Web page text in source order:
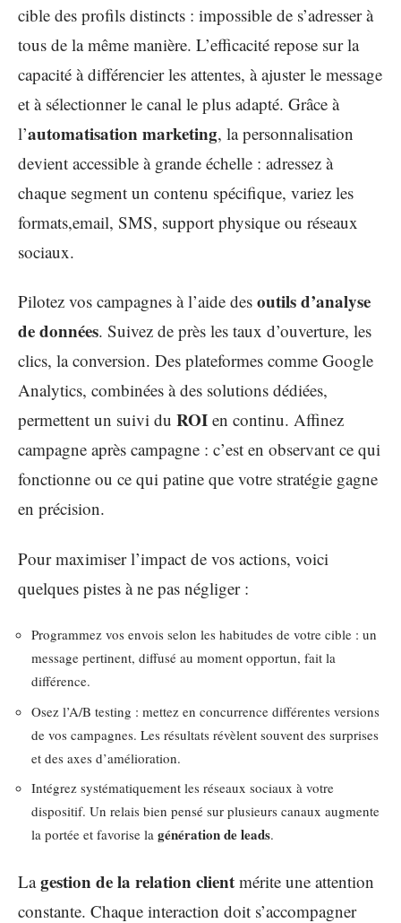
cible des profils distincts : impossible de s’adresser à
tous de la même manière. L’efficacité repose sur la
capacité à différencier les attentes, à ajuster le message
et à sélectionner le canal le plus adapté. Grâce à
l’automatisation marketing, la personnalisation
devient accessible à grande échelle : adressez à
chaque segment un contenu spécifique, variez les
formats,email, SMS, support physique ou réseaux
sociaux.
Pilotez vos campagnes à l’aide des outils d’analyse
de données. Suivez de près les taux d’ouverture, les
clics, la conversion. Des plateformes comme Google
Analytics, combinées à des solutions dédiées,
permettent un suivi du ROI en continu. Affinez
campagne après campagne : c’est en observant ce qui
fonctionne ou ce qui patine que votre stratégie gagne
en précision.
Pour maximiser l’impact de vos actions, voici
quelques pistes à ne pas négliger :
Programmez vos envois selon les habitudes de votre cible : un
message pertinent, diffusé au moment opportun, fait la
différence.
Osez l’A/B testing : mettez en concurrence différentes versions
de vos campagnes. Les résultats révèlent souvent des surprises
et des axes d’amélioration.
Intégrez systématiquement les réseaux sociaux à votre
dispositif. Un relais bien pensé sur plusieurs canaux augmente
la portée et favorise la génération de leads.
Lagestion de la relation client mérite une attention
constante. Chaque interaction doit s’accompagner